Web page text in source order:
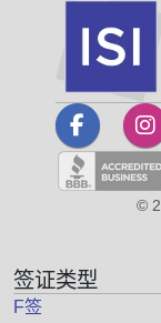
©
签证类型
F签